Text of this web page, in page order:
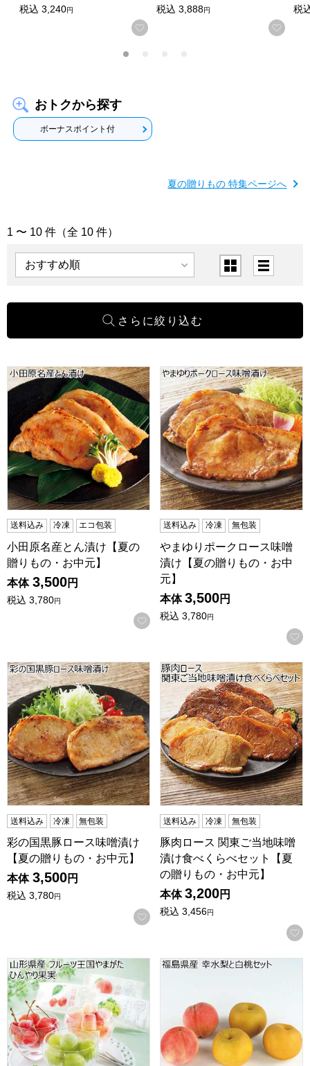
税込 3,240円
お気に入りに登録する
税込 3,888円
お気
税
おトクから探す
ボーナスポイント付
夏の贈りもの 特集ページへ
「予算から選ぶ 税込～4,000円」の商品一覧
1 〜 10 件（全 10 件）
表示順 表示切替
小田原名産とん漬け【夏の贈りもの・お中元】
送料込み 冷凍 エコ包装
小田原名産とん漬け【夏の
贈りもの・お中元】
本体 3,500円
税込 3,780円
お気に入りに登録する
やまゆりポークロース味噌漬
送料込み 冷凍 無包装
やまゆりポークロース味噌
漬け【夏の贈りもの・お中
元】
本体 3,500円
税込 3,780円
彩の国黒豚ロース味噌漬け【夏の贈りもの・お中元】
送料込み 冷凍 無包装
彩の国黒豚ロース味噌漬け
【夏の贈りもの・お中元】
本体 3,500円
税込 3,780円
お気に入りに登録する
豚肉ロース 関東ご当地味噌
送料込み 冷凍 無包装
豚肉ロース 関東ご当地味噌
漬け食べくらべセット【夏
の贈りもの・お中元】
本体 3,200円
税込 3,456円
山形県産 フルーツ王国やまがた ひんやり果実(お届け期間
福島県産 幸水梨と白桃セッ